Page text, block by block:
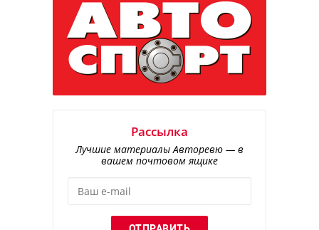
Рассылка
Лучшие материалы Авторевю — в
вашем почтовом ящике